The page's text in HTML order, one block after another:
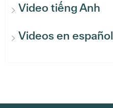
Video tiếng Anh
Videos en español